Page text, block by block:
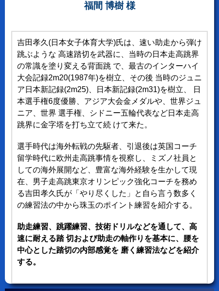
福間 博樹 様
吉田孝久(日本女子体育大学)氏は、速い助走から弾け
跳ぶような 高速踏切を武器に、当時の日本走高跳界
の常識を塗り変える背面跳 で、最古のインターハイ
大会記録2m20(1987年)を樹立、その後 当時のジュニ
ア日本新記録(2m25)、日本新記録(2m31)を樹立、 日
本選手権6度優勝、アジア大会金メダルや、世界ジュ
ニア、世界 選手権、シドニー五輪代表など日本走高
跳界に金字塔を打ち立て続 けて来た。
選手時代は海外転戦の先駆者、引退後は英国コーチ
留学時代に欧州走高跳事情を視察し、ミズノ社員と
しての海外展開など、豊富な海外経験を生かして現
在、男子走高跳東京オリンピック強化コーチを務め
る吉田孝久氏が「やり尽くした」と自ら言う数多く
の練習法の中から珠玉のポイント練習を紹介する。
助走練習、跳躍練習、技術ドリルなどを通して、高
速に耐える踏 切および助走の軸作りを基本に、腰を
中心とした踏切の内部感覚を 磨く練習法などを紹介
する。